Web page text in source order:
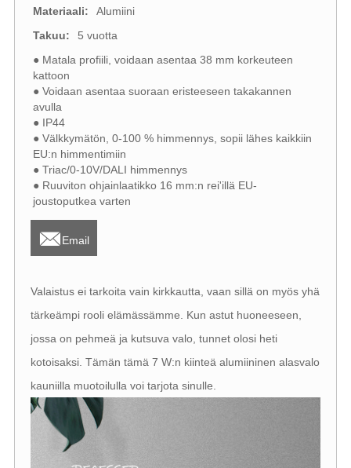
Materiaali:
Alumiini
Takuu:
5 vuotta
● Matala profiili, voidaan asentaa 38 mm korkeuteen
kattoon
● Voidaan asentaa suoraan eristeeseen takakannen
avulla
● IP44
● Välkkymätön, 0-100 % himmennys, sopii lähes kaikkiin
EU:n himmentimiin
● Triac/0-10V/DALI himmennys
● Ruuviton ohjainlaatikko 16 mm:n rei'illä EU-
joustoputkea varten
Email
Valaistus ei tarkoita vain kirkkautta, vaan sillä on myös yhä
tärkeämpi rooli elämässämme. Kun astut huoneeseen,
jossa on pehmeä ja kutsuva valo, tunnet olosi heti
kotoisaksi. Tämän tämä 7 W:n kiinteä alumiininen alasvalo
kauniilla muotoilulla voi tarjota sinulle.